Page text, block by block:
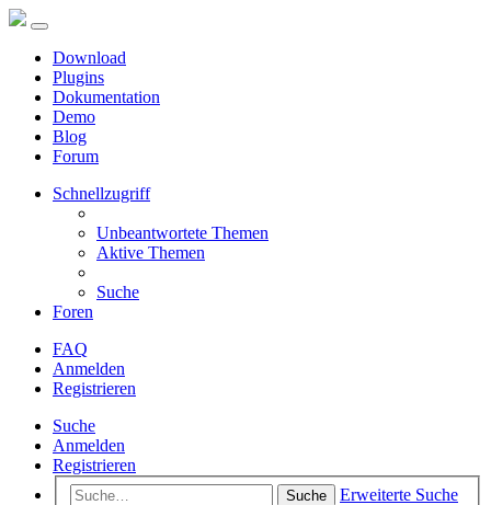
Download
Plugins
Dokumentation
Demo
Blog
Forum
Schnellzugriff
Unbeantwortete Themen
Aktive Themen
Suche
Foren
FAQ
Anmelden
Registrieren
Suche
Anmelden
Registrieren
Suche Erweiterte Suche